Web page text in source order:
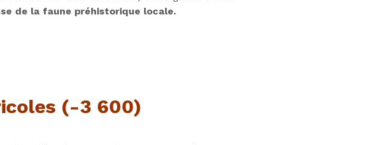
de la faune préhistorique locale.
(-3 600)